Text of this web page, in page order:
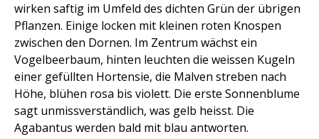
wirken saftig im Umfeld des dichten Grün der übrigen
Pflanzen. Einige locken mit kleinen roten Knospen
zwischen den Dornen. Im Zentrum wächst ein
Vogelbeerbaum, hinten leuchten die weissen Kugeln
einer gefüllten Hortensie, die Malven streben nach
Höhe, blühen rosa bis violett. Die erste Sonnenblume
sagt unmissverständlich, was gelb heisst. Die
Agabantus werden bald mit blau antworten.